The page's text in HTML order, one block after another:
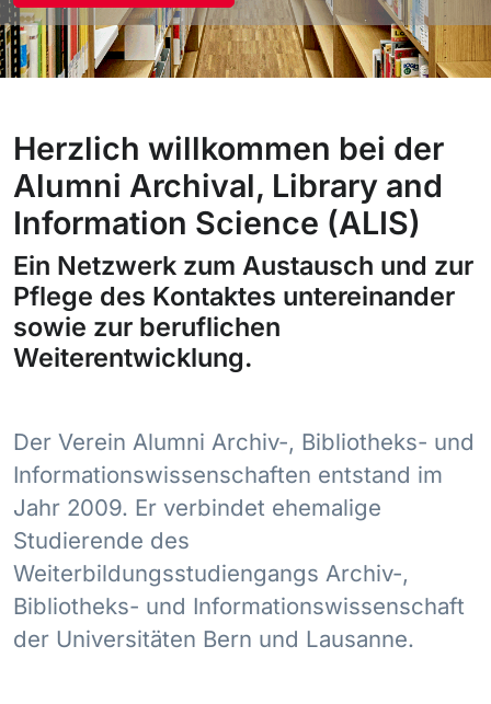
Herzlich willkommen bei der
Alumni Archival, Library and
Information Science (ALIS)
Ein Netzwerk zum Austausch und zur
Pflege des Kontaktes untereinander
sowie zur beruflichen
Weiterentwicklung.
Der Verein Alumni Archiv-, Bibliotheks- und
Informationswissenschaften entstand im
Jahr 2009. Er verbindet ehemalige
Studierende des
Weiterbildungsstudiengangs Archiv-,
Bibliotheks- und Informationswissenschaft
der Universitäten Bern und Lausanne.